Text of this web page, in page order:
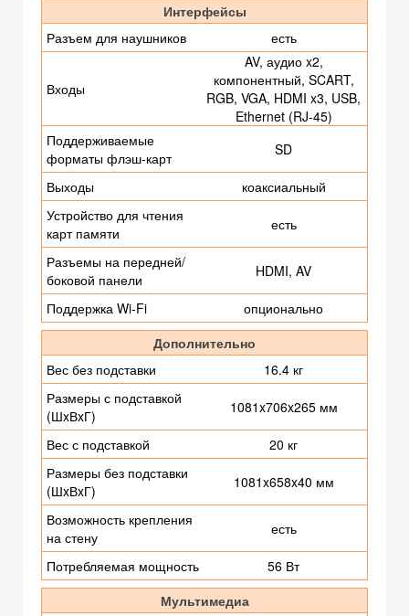
Интерфейсы
Разъем для наушников
есть
Входы
AV, аудио x2,
компонентный, SCART,
RGB, VGA, HDMI x3, USB,
Ethernet (RJ-45)
Поддерживаемые
форматы флэш-карт
SD
Выходы
коаксиальный
Устройство для чтения
карт памяти
есть
Разъемы на передней/
боковой панели
HDMI, AV
Поддержка Wi-Fi
опционально
Дополнительно
Вес без подставки
16.4 кг
Размеры с подставкой
(ШxВxГ)
1081x706x265 мм
Вес с подставкой
20 кг
Размеры без подставки
(ШxВxГ)
1081x658x40 мм
Возможность крепления
на стену
есть
Потребляемая мощность
56 Вт
Мультимедиа